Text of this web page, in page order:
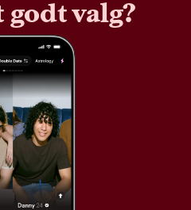
valg?